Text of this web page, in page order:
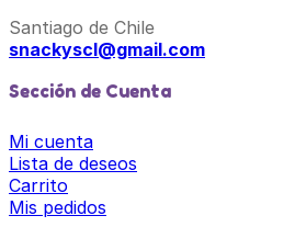
Santiago de Chile
snackyscl@gmail.com
Sección de Cuenta
Mi cuenta
Lista de deseos
Carrito
Mis pedidos